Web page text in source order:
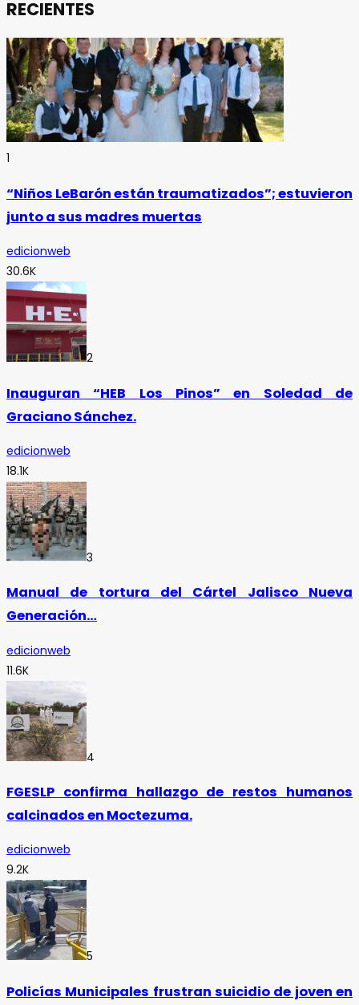
RECIENTES
1
“Niños LeBarón están traumatizados”; estuvieron
junto a sus madres muertas
edicionweb
30.6K
2
Inauguran “HEB Los Pinos” en Soledad de
Graciano Sánchez.
edicionweb
18.1K
3
Manual de tortura del Cártel Jalisco Nueva
Generación…
edicionweb
11.6K
4
FGESLP confirma hallazgo de restos humanos
calcinados en Moctezuma.
edicionweb
9.2K
5
Policías Municipales frustran suicidio de joven en